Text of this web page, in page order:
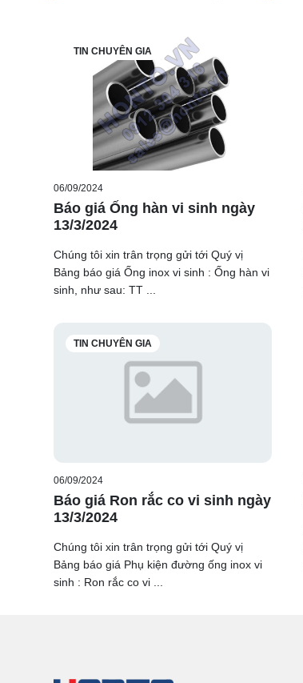
TIN CHUYÊN GIA
06/09/2024
Báo giá Ống hàn vi sinh ngày
13/3/2024
Chúng tôi xin trân trọng gửi tới Quý vị
Bảng báo giá Ống inox vi sinh : Ống hàn vi
sinh, như sau: TT ...
TIN CHUYÊN GIA
06/09/2024
Báo giá Ron rắc co vi sinh ngày
13/3/2024
Chúng tôi xin trân trọng gửi tới Quý vị
Bảng báo giá Phụ kiện đường ống inox vi
sinh : Ron rắc co vi ...